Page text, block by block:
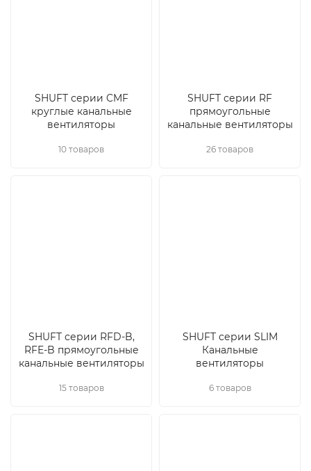
SHUFT серии CMF
круглые канальные
вентиляторы
10 товаров
SHUFT серии RF
прямоугольные
канальные вентиляторы
26 товаров
SHUFT серии RFD-B,
RFE-B прямоугольные
канальные вентиляторы
15 товаров
SHUFT серии SLIM
Канальные
вентиляторы
6 товаров